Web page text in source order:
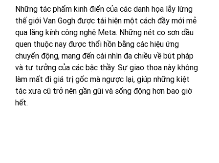
Những tác phẩm kinh điển của các danh họa lẫy lừng
thế giới Van Gogh được tái hiện một cách đầy mới mẻ
qua lăng kính công nghệ Meta. Những nét cọ sơn dầu
quen thuộc nay được thổi hồn bằng các hiệu ứng
chuyển động, mang đến cái nhìn đa chiều về bút pháp
và tư tưởng của các bậc thầy. Sự giao thoa này không
làm mất đi giá trị gốc mà ngược lại, giúp những kiệt
tác xưa cũ trở nên gần gũi và sống động hơn bao giờ
hết.